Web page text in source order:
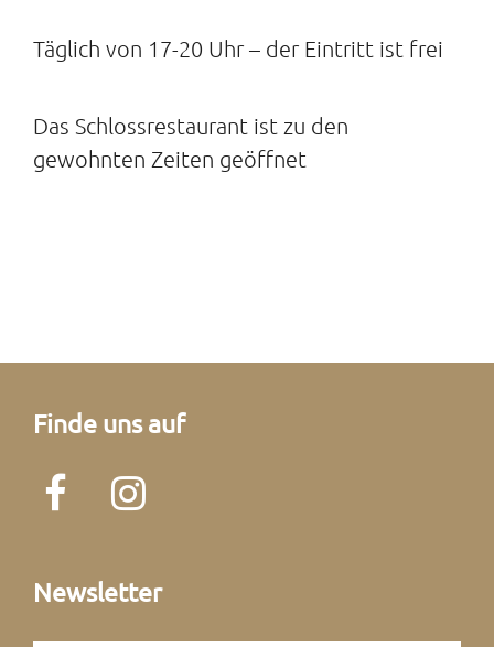
Täglich von 17-20 Uhr – der Eintritt ist frei
Das Schlossrestaurant ist zu den
gewohnten Zeiten geöffnet
Finde uns auf
Newsletter